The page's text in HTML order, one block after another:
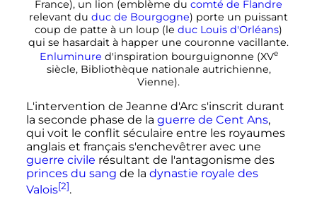
France), un lion (emblème du comté de Flandre
relevant du duc de Bourgogne) porte un puissant
coup de patte à un loup (le duc Louis d'Orléans)
qui se hasardait à happer une couronne vacillante.
Enluminure d'inspiration bourguignonne (XVe
siècle, Bibliothèque nationale autrichienne,
Vienne).
L'intervention de Jeanne d'Arc s'inscrit durant
la seconde phase de la guerre de Cent Ans,
qui voit le conflit séculaire entre les royaumes
anglais et français s'enchevêtrer avec une
guerre civile résultant de l'antagonisme des
princes du sang de la dynastie royale des
Valois[2].